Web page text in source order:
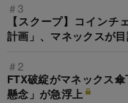
＃3
【スクープ】コイン
計画」、マネックスが
＃2
FTX破綻がマネックス
懸念」が急浮上